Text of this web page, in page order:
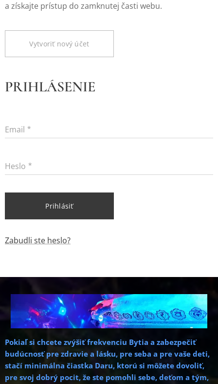
a získajte prístup do zamknutej časti webu.
Vytvoriť nový účet
PRIHLÁSENIE
Email
Heslo
Prihlásiť
Zabudli ste heslo?
Pokiaľ si chcete zvýšiť frekvenciu Bytia a zabezpečiť
budúcnosť pre zdravie a lásku, pre seba a pre vaše deti,
stačí minimálna čiastka Daru, ktorú si môžete dovoliť,
pre svoj dobrý pocit, že ste pomohli sebe, deťom a tým,